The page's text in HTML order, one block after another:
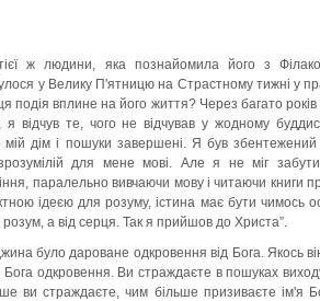
ж людини, яка познайомила його з
у Велику П'ятницю на Страстному тижні у
подія вплине на його життя? Через багато
я відчув те, чого не відчував у жодному
дім і пошуки завершені. Я був збентежений
для мене мові. Але я не міг забути
паралельно вивчаючи мову і читаючи
ідеєю для розуму, істина має бути чимось
розум, а від серця. Так я прийшов до Христа”.
було дароване одкровення від Бога. Якось
Бога одкровення. Ви страждаєте в пошуках
ви страждаєте, чим більше призиваєте ім'я